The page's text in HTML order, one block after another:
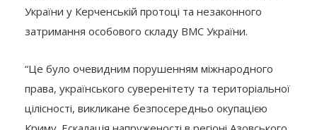
України у Керченській протоці та незаконного
затримання особового складу ВМС України.
“Це було очевидним порушенням міжнародного
права, українського суверенітету та територіальної
цілісності, викликане безпосередньо окупацією